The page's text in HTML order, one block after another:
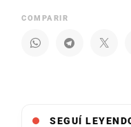
COMPARIR
SEGUÍ